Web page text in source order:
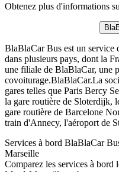
Obtenez plus d'informations
BlaBlaCar Bus est un service
dans plusieurs pays, dont la
une filiale de BlaBlaCar, une
covoiturage.BlaBlaCar.La
gares telles que Paris Bercy
la gare routière de Sloterdijk,
gare routière de Barcelone
train d'Annecy, l'aéroport de
Services à bord BlaBlaCar
Marseille
Comparez les services à